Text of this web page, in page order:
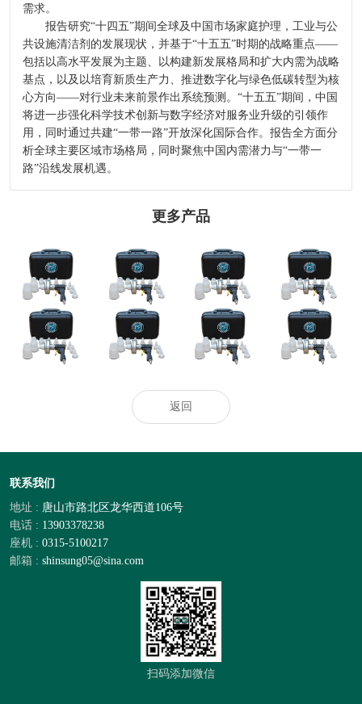
需求。
报告研究“十四五”期间全球及中国市场家庭护理，工业与公
共设施清洁剂的发展现状，并基于“十五五”时期的战略重点——
包括以高水平发展为主题、以构建新发展格局和扩大内需为战略
基点，以及以培育新质生产力、推进数字化与绿色低碳转型为核
心方向——对行业未来前景作出系统预测。“十五五”期间，中国
将进一步强化科学技术创新与数字经济对服务业升级的引领作
用，同时通过共建“一带一路”开放深化国际合作。报告全方面分
析全球主要区域市场格局，同时聚焦中国内需潜力与“一带一
路”沿线发展机遇。
更多产品
河北发布二〇二
四年度企业标
准“领跑者”
2024-2029全球及
中國CMP拋光液
過濾器行業研讨
及十四五規劃剖
析報告
洪水灾后防疫科
普
选哪个洁厕品牌
好？2026洁厕灵
泡沫清洁剂去污
剂：马桶蹲厕去
污效果出众
“无人经济”演绎
异样精彩
热门推荐_空调_
空气净化器_智
慧空净频道_天
极网
奥克股份：与韩
国达善确定联合
开发合作意向
天极网_专业IT
门户
返回
联系我们
地址 : 唐山市路北区龙华西道106号
电话 : 13903378238
座机 : 0315-5100217
邮箱 : shinsung05@sina.com
扫码添加微信